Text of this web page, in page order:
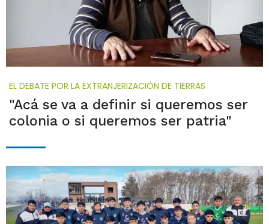
EL DEBATE POR LA EXTRANJERIZACIÓN DE TIERRAS
"Acá se va a definir si queremos ser
colonia o si queremos ser patria"